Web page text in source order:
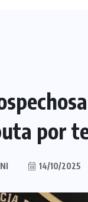
por
14/10/2025